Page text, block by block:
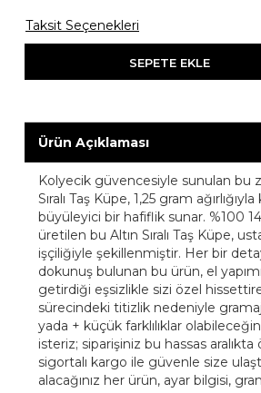
Taksit Seçenekleri
SEPETE EKLE
Ürün Açıklaması
Kolyecik güvencesiyle sunulan bu
Sıralı Taş Küpe, 1,25 gram ağırlığıyla
büyüleyici bir hafiflik sunar. %100
üretilen bu Altın Sıralı Taş Küpe,
işçiliğiyle şekillenmiştir. Her bir
dokunuş bulunan bu ürün, el
getirdiği eşsizlikle sizi özel
sürecindeki titizlik nedeniyle
yada + küçük farklılıklar
isteriz; siparişiniz bu hassas aralıkta
sigortalı kargo ile güvenle size
alacağınız her ürün, ayar bilgisi,